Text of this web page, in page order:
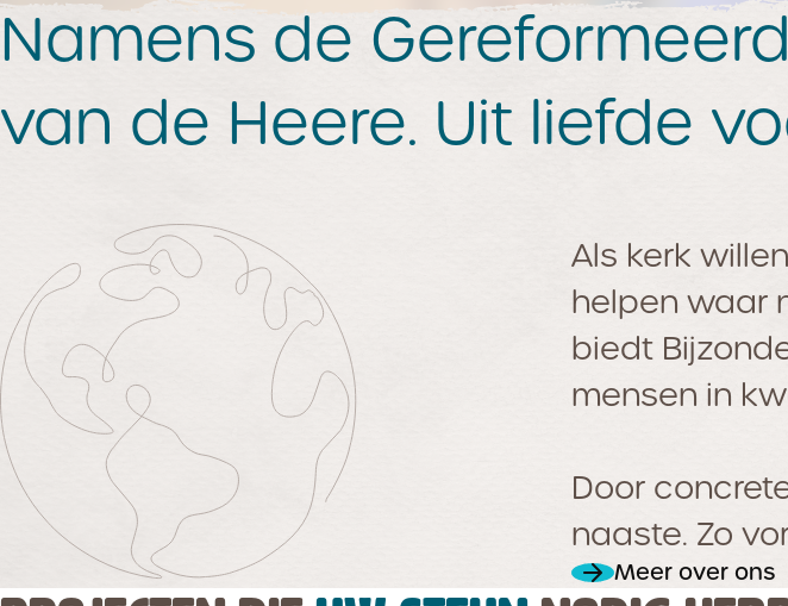
Namens de
van de Heere. Uit liefde
Als kerk
helpen waar
biedt
mensen in
Door
naaste. Zo
Meer over ons